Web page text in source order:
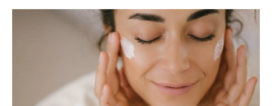
moda & ljepota